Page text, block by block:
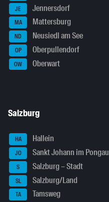
JE Jennersdorf
MA Mattersburg
ND Neusiedl am See
OP Oberpullendorf
OW Oberwart
Salzburg
HA Hallein
JO Sankt Johann im Pongau
S Salzburg – Stadt
SL Salzburg/Land
TA Tamsweg